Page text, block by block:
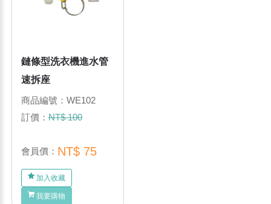
鏈條型洗衣機進水管
速拆座
商品編號：WE102
訂價：NT$ 100
會員價： NT$ 75
加入收藏
我要購物